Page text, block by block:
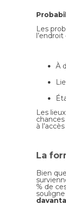
Les
À
Les
à
La
Bien
% de